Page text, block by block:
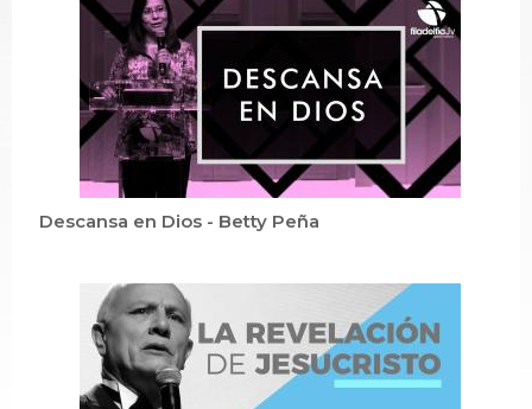
Descansa en Dios - Betty Peña